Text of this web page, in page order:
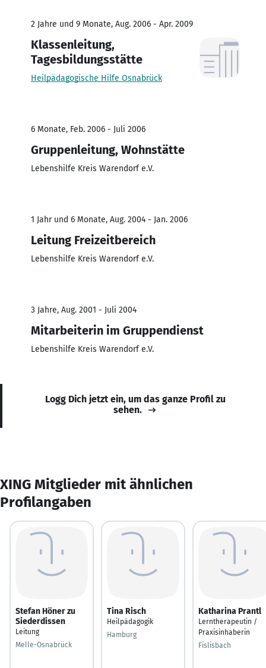
2 Jahre und 9 Monate, Aug. 2006 - Apr. 2009
Klassenleitung,
Tagesbildungsstätte
Heilpädagogische Hilfe Osnabrück
6 Monate, Feb. 2006 - Juli 2006
Gruppenleitung, Wohnstätte
Lebenshilfe Kreis Warendorf e.V.
1 Jahr und 6 Monate, Aug. 2004 - Jan. 2006
Leitung Freizeitbereich
Lebenshilfe Kreis Warendorf e.V.
3 Jahre, Aug. 2001 - Juli 2004
Mitarbeiterin im Gruppendienst
Lebenshilfe Kreis Warendorf e.V.
Logg Dich jetzt ein, um das ganze Profil zu
sehen.
XING Mitglieder mit ähnlichen
Profilangaben
Stefan Höner zu
Siederdissen
Leitung
Melle-Osnabrück
Tina Risch
Heilpädagogik
Hamburg
Katharina Prantl
Lerntherapeutin /
Praxisinhaberin
Fislisbach